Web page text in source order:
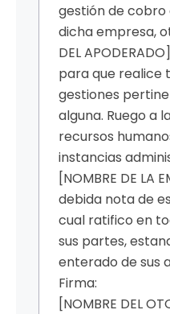
gestión de cobro
dicha empresa,
DEL
para que realice
gestiones
alguna. Ruego a
recursos
instancias
[NOMBRE DE LA
debida nota de
cual ratifico en
sus partes,
enterado de sus
Firma:
[NOMBRE DEL